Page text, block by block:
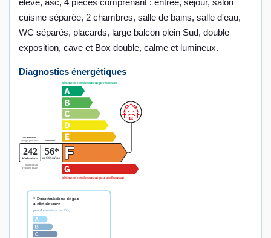
élevé, asc, 4 pièces comprenant : entrée, séjour, salon
cuisine séparée, 2 chambres, salle de bains, salle d'eau,
WC séparés, placards, large balcon plein Sud, double
exposition, cave et Box double, calme et lumineux.
Diagnostics énergétiques